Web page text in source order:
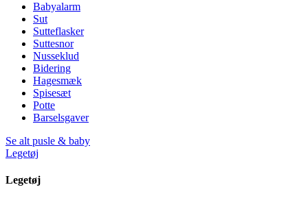
Babyalarm
Sut
Sutteflasker
Suttesnor
Nusseklud
Bidering
Hagesmæk
Spisesæt
Potte
Barselsgaver
Se alt pusle & baby
Legetøj
Legetøj